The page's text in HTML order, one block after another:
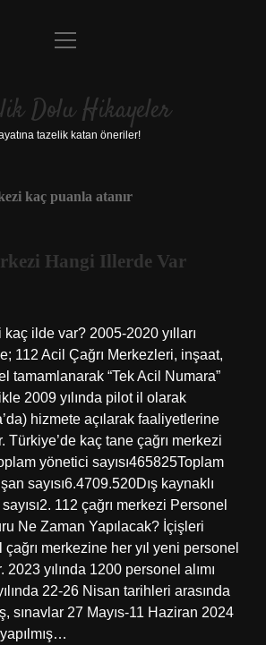
Anasayfa
Yasal Uyarı
menüyü
Dolu Hikayeler
tazelik katan öneriler!
kaç puanla atanır
Hangi Illerde Var
kaç ilde var? 2005-2020 yılları
112 Acil Çağrı Merkezleri, inşaat,
tamamlanarak “Tek Acil Numara”
2009 yılında pilot il olarak
hizmete açılarak faaliyetlerine
Türkiye’de kaç tane çağrı merkezi
yönetici sayısı465825Toplam
sayısı6.4709.520Dış kaynaklı
112 çağrı merkezi Personel
Ne Zaman Yapılacak? İçişleri
çağrı merkezine her yıl yeni personel
2023 yılında 1200 personel alımı
22-26 Nisan tarihleri ​​arasında
sınavlar 27 Mayıs-11 Haziran 2024